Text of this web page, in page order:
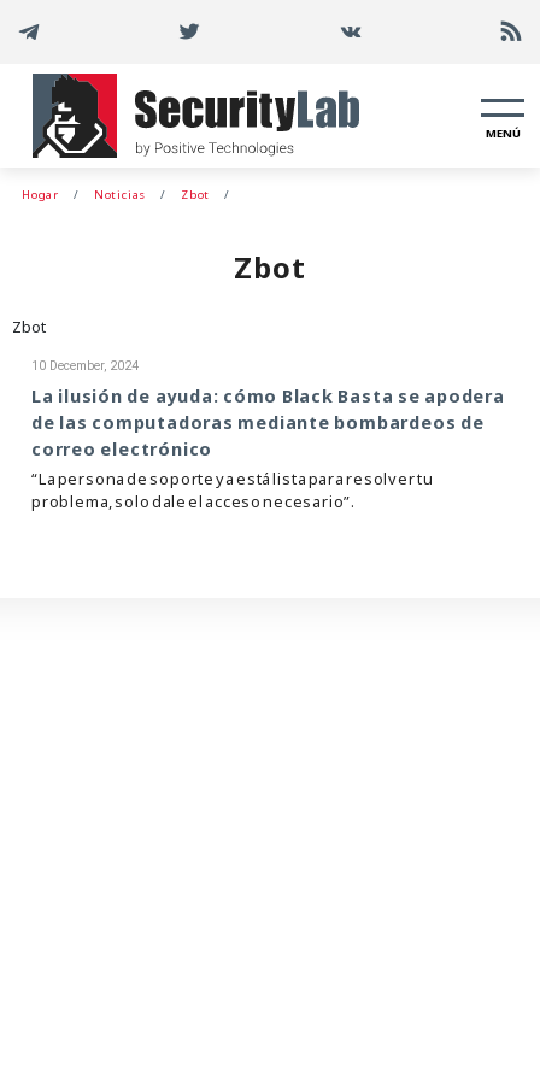
MENÚ
Hogar Noticias Zbot
Zbot
Zbot
10 December, 2024
La ilusión de ayuda: cómo Black Basta se apodera
de las computadoras mediante bombardeos de
correo electrónico
“La persona de soporte ya está lista para resolver tu
problema, solo dale el acceso necesario”.